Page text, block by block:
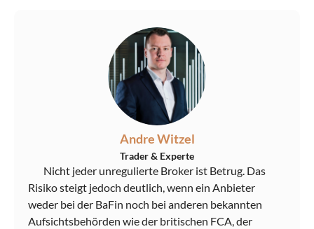
Andre Witzel
Trader & Experte
Nicht jeder unregulierte Broker ist Betrug. Das
Risiko steigt jedoch deutlich, wenn ein Anbieter
weder bei der BaFin noch bei anderen bekannten
Aufsichtsbehörden wie der britischen FCA, der